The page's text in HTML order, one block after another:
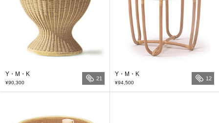
Y・M・K
¥90,300
21
Y・M・K
¥94,500
12